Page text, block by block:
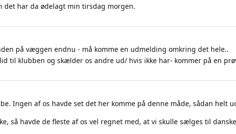
det har da ødelagt min tirsdag morgen.
på væggen endnu - må komme en udmelding omkring det hele..
til klubben og skælder os andre ud/ hvis ikke har- kommer på en
Ingen af os havde set det her komme på denne måde, sådan helt
så havde de fleste af os vel regnet med, at vi skulle sælges til